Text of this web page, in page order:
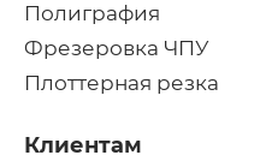
Полиграфия
Фрезеровка ЧПУ
Плоттерная резка
Клиентам